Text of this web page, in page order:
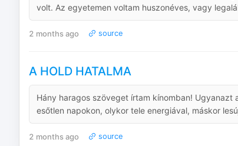
volt. Az egyetemen voltam huszonéves, vagy
2 months ago source
A HOLD HATALMA
Hány haragos szöveget írtam kínomban!
esőtlen napokon, olykor tele energiával, máskor
2 months ago source